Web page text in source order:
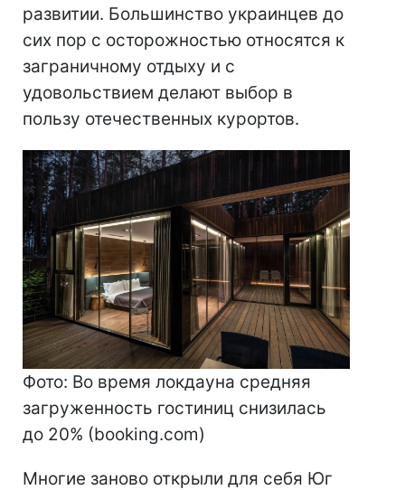
развитии. Большинство украинцев до
сих пор с осторожностью относятся к
заграничному отдыху и с
удовольствием делают выбор в
пользу отечественных курортов.
Фото: Во время локдауна средняя
загруженность гостиниц снизилась
до 20% (booking.com)
Многие заново открыли для себя Юг